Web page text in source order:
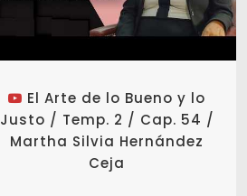
El Arte de lo Bueno y lo
Justo / Temp. 2 / Cap. 54 /
Martha Silvia Hernández
Ceja